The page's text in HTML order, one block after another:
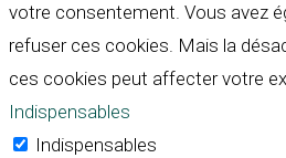
votre consentement. Vous avez
refuser ces cookies. Mais la
ces cookies peut affecter votre
Indispensables
Indispensables